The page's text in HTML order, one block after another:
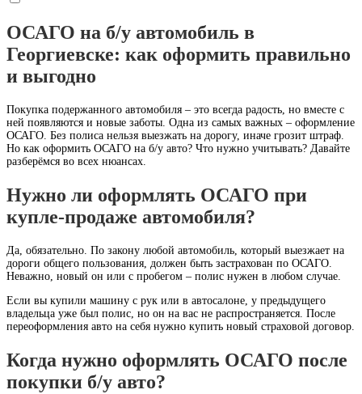
ОСАГО на б/у автомобиль в
Георгиевске: как оформить правильно
и выгодно
Покупка подержанного автомобиля – это всегда радость, но вместе с
ней появляются и новые заботы. Одна из самых важных – оформление
ОСАГО. Без полиса нельзя выезжать на дорогу, иначе грозит штраф.
Но как оформить ОСАГО на б/у авто? Что нужно учитывать? Давайте
разберёмся во всех нюансах.
Нужно ли оформлять ОСАГО при
купле-продаже автомобиля?
Да, обязательно. По закону любой автомобиль, который выезжает на
дороги общего пользования, должен быть застрахован по ОСАГО.
Неважно, новый он или с пробегом – полис нужен в любом случае.
Если вы купили машину с рук или в автосалоне, у предыдущего
владельца уже был полис, но он на вас не распространяется. После
переоформления авто на себя нужно купить новый страховой договор.
Когда нужно оформлять ОСАГО после
покупки б/у авто?